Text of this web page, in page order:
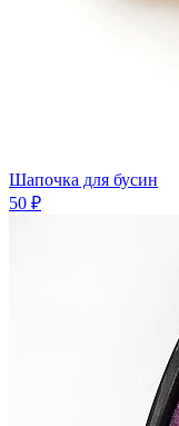
Шапочка для бусин
50 ₽